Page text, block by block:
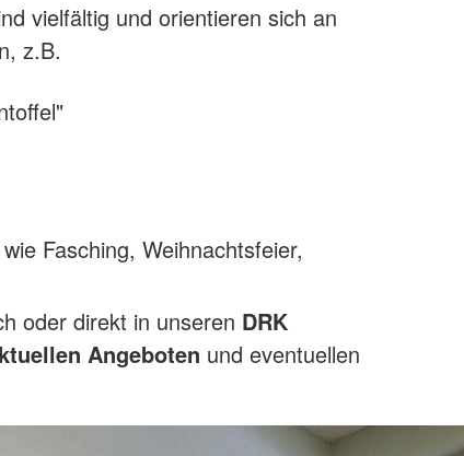
vielfältig und orientieren sich an
z.B.
Fasching, Weihnachtsfeier,
oder direkt in unseren DRK
Angeboten und eventuellen